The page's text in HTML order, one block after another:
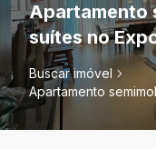
Apartamento
suítes no
Buscar imóvel
Apartamento